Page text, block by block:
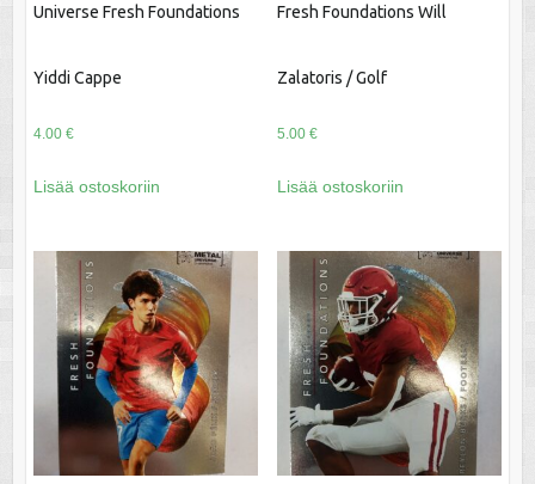
Universe Fresh Foundations
Yiddi Cappe
4.00 €
Lisää ostoskoriin
Fresh Foundations Will
Zalatoris / Golf
5.00 €
Lisää ostoskoriin